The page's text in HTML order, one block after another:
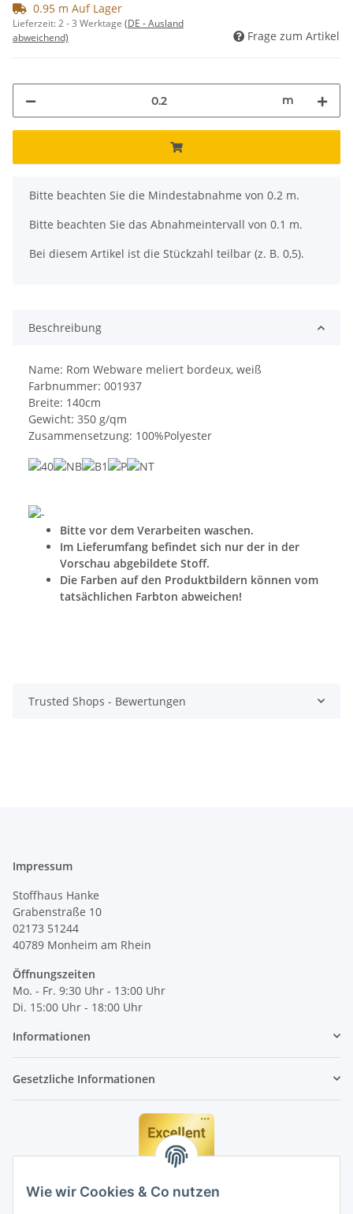
Wie wir Cookies & Co nutzen
0.95 m Auf Lager
Lieferzeit:2 - 3 Werktage (DE - Ausland
abweichend)
Frage zum Artikel
m
x
Bitte beachten Sie die Mindestabnahme von 0.2 m.
Bitte beachten Sie das Abnahmeintervall von 0.1 m.
Bei diesem Artikel ist die Stückzahl teilbar (z. B. 0,5).
Beschreibung
Name: Rom Webware meliert bordeux, weiß
Farbnummer: 001937
Breite: 140cm
Gewicht: 350 g/qm
Zusammensetzung: 100%Polyester
Bitte vor dem Verarbeiten waschen.
Im Lieferumfang befindet sich nur der in der
Vorschau abgebildete Stoff.
Die Farben auf den Produktbildern können vom
tatsächlichen Farbton abweichen!
Trusted Shops - Bewertungen
Impressum
Stoffhaus Hanke
Grabenstraße 10
02173 51244
40789 Monheim am Rhein
Öffnungszeiten
Mo. - Fr. 9:30 Uhr - 13:00 Uhr
Di. 15:00 Uhr - 18:00 Uhr
Informationen
Gesetzliche Informationen